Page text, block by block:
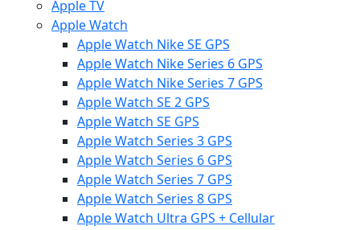
Apple TV
Apple Watch
Apple Watch Nike SE GPS
Apple Watch Nike Series 6 GPS
Apple Watch Nike Series 7 GPS
Apple Watch SE 2 GPS
Apple Watch SE GPS
Apple Watch Series 3 GPS
Apple Watch Series 6 GPS
Apple Watch Series 7 GPS
Apple Watch Series 8 GPS
Apple Watch Ultra GPS + Cellular